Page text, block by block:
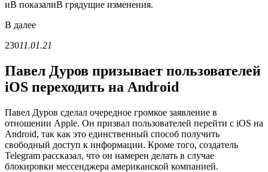
иВ показалиВ грядущие изменения.
В далее
23011.01.21
Павел Дуров призывает пользователей
iOS переходить на Android
Павел Дуров сделал очередное громкое заявление в
отношении Apple. Он призвал пользователей перейти с iOS на
Android, так как это единственный способ получить
свободный доступ к информации. Кроме того, создатель
Telegram рассказал, что он намерен делать в случае
блокировки мессенджера американской компанией.